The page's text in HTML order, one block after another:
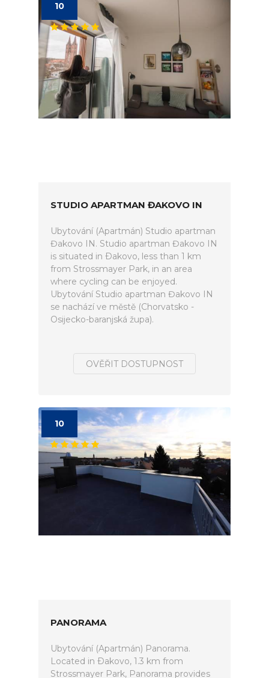
10
STUDIO APARTMAN ĐAKOVO IN
Ubytování (Apartmán) Studio apartman
Đakovo IN. Studio apartman Đakovo IN
is situated in Ðakovo, less than 1 km
from Strossmayer Park, in an area
where cycling can be enjoyed.
Ubytování Studio apartman Đakovo IN
se nachází ve městě (Chorvatsko -
Osijecko-baranjská župa).
OVĚŘIT DOSTUPNOST
10
PANORAMA
Ubytování (Apartmán) Panorama.
Located in Ðakovo, 1.3 km from
Strossmayer Park, Panorama provides